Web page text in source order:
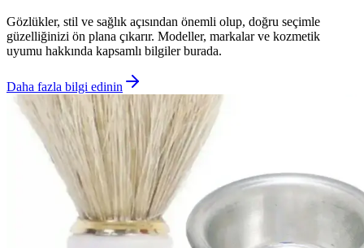
Gözlükler, stil ve sağlık açısından önemli olup, doğru seçimle
güzelliğinizi ön plana çıkarır. Modeller, markalar ve kozmetik
uyumu hakkında kapsamlı bilgiler burada.
Daha fazla bilgi edinin